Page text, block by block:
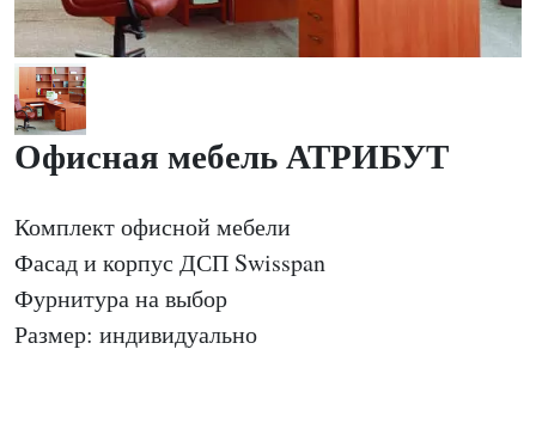
Офисная мебель АТРИБУТ
Комплект офисной мебели
Фасад и корпус ДСП Swisspan
Фурнитура на выбор
Размер: индивидуально